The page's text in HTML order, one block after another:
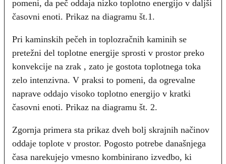
pomeni, da peč oddaja nizko toplotno energijo v daljši
časovni enoti. Prikaz na diagramu št.1.
Pri kaminskih pečeh in toplozračnih kaminih se
pretežni del toplotne energije sprosti v prostor preko
konvekcije na zrak , zato je gostota toplotnega toka
zelo intenzivna. V praksi to pomeni, da ogrevalne
naprave oddajo visoko toplotno energijo v kratki
časovni enoti. Prikaz na diagramu št. 2.
Zgornja primera sta prikaz dveh bolj skrajnih načinov
oddaje toplote v prostor. Pogosto potrebe današnjega
časa narekujejo vmesno kombinirano izvedbo, ki